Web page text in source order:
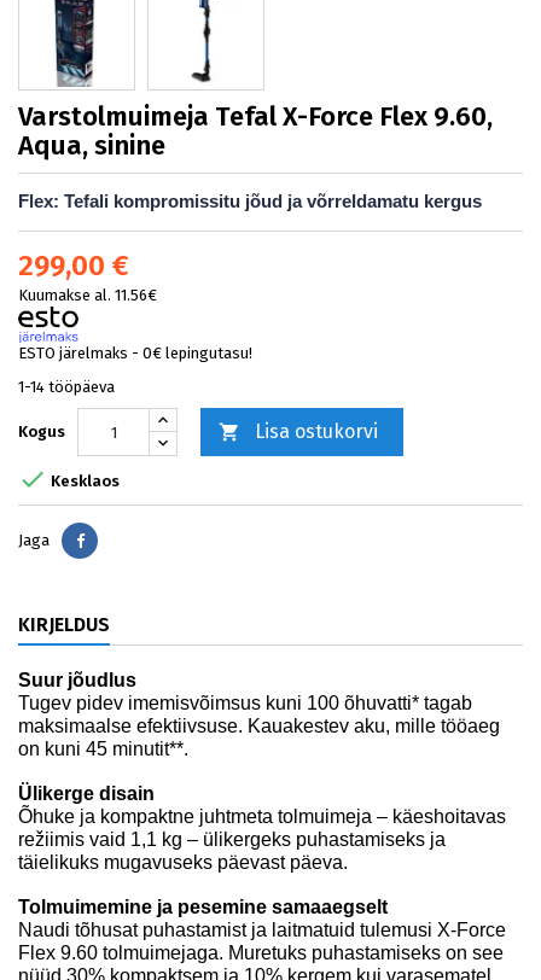
Varstolmuimeja Tefal X-Force Flex 9.60,
Aqua, sinine
Flex: Tefali kompromissitu jõud ja võrreldamatu kergus
299,00 €
Kuumakse al. 11.56€
ESTO järelmaks - 0€ lepingutasu!
1-14 tööpäeva
Kogus  Lisa ostukorvi
 Kesklaos
Jaga Jaga
KIRJELDUS
Suur jõudlus
Tugev pidev imemisvõimsus kuni 100 õhuvatti* tagab
maksimaalse efektiivsuse. Kauakestev aku, mille tööaeg
on kuni 45 minutit**.
Ülikerge disain
Õhuke ja kompaktne juhtmeta tolmuimeja – käeshoitavas
režiimis vaid 1,1 kg – ülikergeks puhastamiseks ja
täielikuks mugavuseks päevast päeva.
Tolmuimemine ja pesemine samaaegselt
Naudi tõhusat puhastamist ja laitmatuid tulemusi X-Force
Flex 9.60 tolmuimejaga. Muretuks puhastamiseks on see
nüüd 30% kompaktsem ja 10% kergem kui varasematel